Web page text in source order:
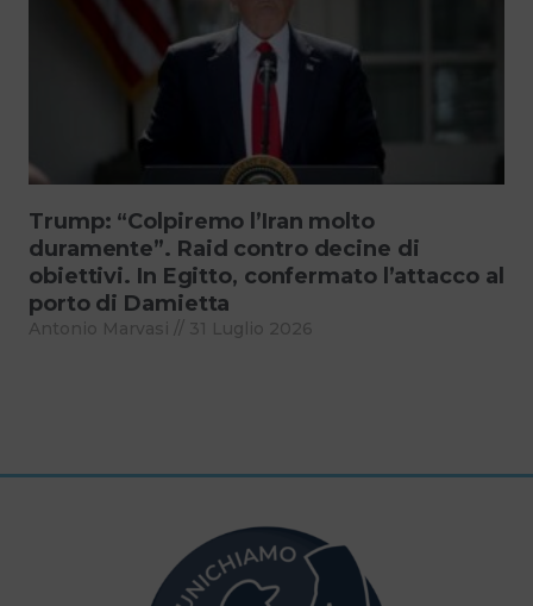
Trump: “Colpiremo l’Iran molto
duramente”. Raid contro decine di
obiettivi. In Egitto, confermato l’attacco al
porto di Damietta
Antonio Marvasi 31 Luglio 2026